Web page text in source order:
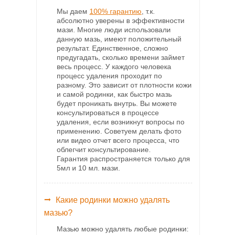
Мы даем 100% гарантию , т.к.
абсолютно уверены в эффективности
мази. Многие люди использовали
данную мазь, имеют положительный
результат. Единственное, сложно
предугадать, сколько времени займет
весь процесс. У каждого человека
процесс удаления проходит по
разному. Это зависит от плотности кожи
и самой родинки, как быстро мазь
будет проникать внутрь. Вы можете
консультироваться в процессе
удаления, если возникнут вопросы по
применению. Советуем делать фото
или видео отчет всего процесса, что
облегчит консультирование.
Гарантия распространяется только для
5мл и 10 мл. мази.
Какие родинки можно удалять
мазью?
Мазью можно удалять любые родинки: